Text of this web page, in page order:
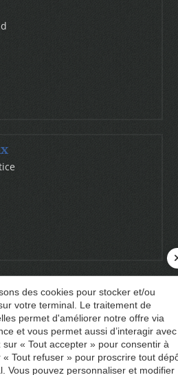
Administration Contact
Gestion des cookies
des cookies pour stocker et/ou
votre terminal. Le traitement de
permet d'améliorer notre offre via
et vous permet aussi d’interagir avec
« Tout accepter » pour consentir à
Tout refuser » pour proscrire tout
Vous pouvez personnaliser et modifier